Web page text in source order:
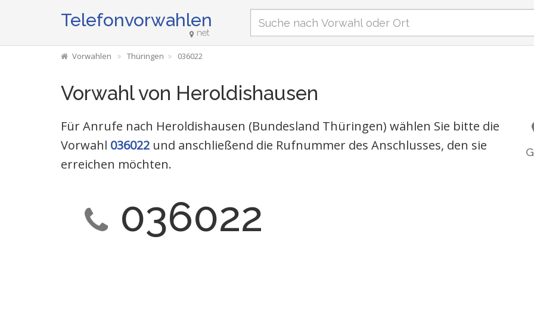
Telefonvorwahlen
net
Vorwahlen Thüringen 036022
Vorwahl von Heroldishausen
Für Anrufe nach Heroldishausen (Bundesland Thüringen) wählen Sie bitte die
Vorwahl 036022 und anschließend die Rufnummer des Anschlusses, den sie
erreichen möchten.
036022